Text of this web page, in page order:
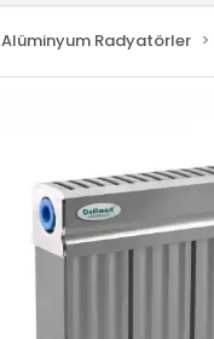
Alüminyum Radyatörler